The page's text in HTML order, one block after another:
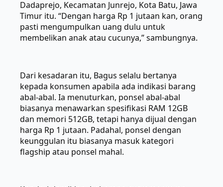
Dadaprejo, Kecamatan Junrejo, Kota Batu, Jawa
Timur itu. “Dengan harga Rp 1 jutaan kan, orang
pasti mengumpulkan uang dulu untuk
membelikan anak atau cucunya,” sambungnya.
Dari kesadaran itu, Bagus selalu bertanya
kepada konsumen apabila ada indikasi barang
abal-abal. Ia menuturkan, ponsel abal-abal
biasanya menawarkan spesifikasi RAM 12GB
dan memori 512GB, tetapi hanya dijual dengan
harga Rp 1 jutaan. Padahal, ponsel dengan
keunggulan itu biasanya masuk kategori
flagship atau ponsel mahal.